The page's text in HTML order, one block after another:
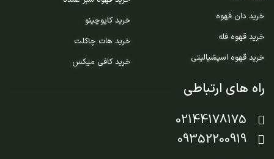
خرید دان قهوه
خرید قهوه فله
خرید قهوه اسپشیالیتی
خرید کاپوچینو
خرید هات چاکلت
خرید کافی میکس
راه های ارتباطی
02144178175
09352200919